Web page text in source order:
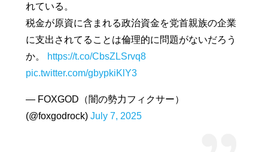
れている。
税金が原資に含まれる政治資金を党首親族の企業
に支出されてることは倫理的に問題がないだろう
か。
https://t.co/CbsZLSrvq8
pic.twitter.com/gbypkiKlY3
— FOXGOD（闇の勢力フィクサー）
(@foxgodrock) July 7, 2025